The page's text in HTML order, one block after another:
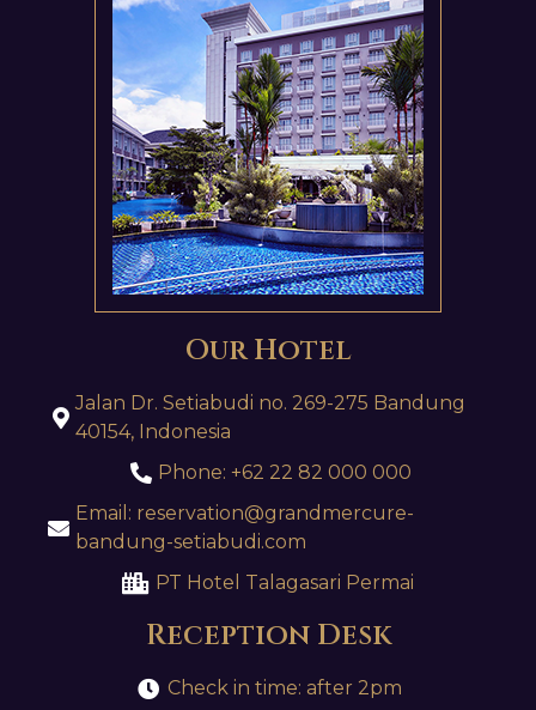
Our Hotel
Jalan Dr. Setiabudi no. 269-275 Bandung
40154, Indonesia
Phone: +62 22 82 000 000
Email: reservation@grandmercure-
bandung-setiabudi.com
PT Hotel Talagasari Permai
Reception Desk
Check in time: after 2pm